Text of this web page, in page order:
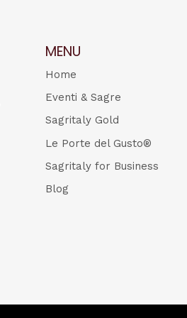
MENU
Home
Eventi & Sagre
Sagritaly Gold
Le Porte del Gusto®
Sagritaly for Business
Blog